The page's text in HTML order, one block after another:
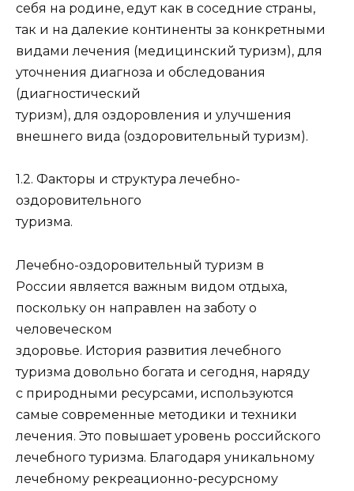
себя на родине, едут как в соседние страны,
так и на далекие континенты за конкретными
видами лечения (медицинский туризм), для
уточнения диагноза и обследования
(диагностический
туризм), для оздоровления и улучшения
внешнего вида (оздоровительный туризм).
1.2. Факторы и структура лечебно-
оздоровительного
туризма.
Лечебно-оздоровительный туризм в
России является важным видом отдыха,
поскольку он направлен на заботу о
человеческом
здоровье. История развития лечебного
туризма довольно богата и сегодня, наряду
с природными ресурсами, используются
самые современные методики и техники
лечения. Это повышает уровень российского
лечебного туризма. Благодаря уникальному
лечебному рекреационно-ресурсному